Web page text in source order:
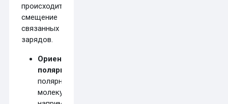
происходит
смещение
связанных
зарядов.
Ориентационная
поляризация
полярных
молекул,